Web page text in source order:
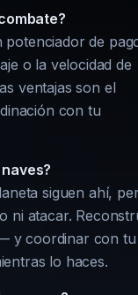
potenciador de
o la velocidad de
ventajas son el
con tu
siguen ahí,
ni atacar.
y coordinar con tu
lo haces.